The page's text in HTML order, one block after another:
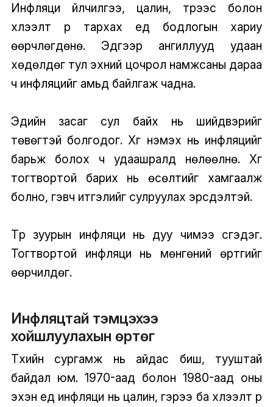
Инфляци үйлчилгээ, цалин, түрээс болон
хүлээлт рүү тархах үед бодлогын хариу
өөрчлөгдөнө. Эдгээр ангиллууд удаан
хөдөлдөг тул эхний цочрол намжсаны дараа
ч инфляцийг амьд байлгаж чадна.
Эдийн засаг сул байх нь шийдвэрийг
төвөгтэй болгодог. Хүүг нэмэх нь инфляцийг
барьж болох ч удаашралд нөлөөлнө. Хүүг
тогтвортой барих нь өсөлтийг хамгаалж
болно, гэвч итгэлийг сулруулах эрсдэлтэй.
Түр зуурын инфляци нь дуу чимээ үүсгэдэг.
Тогтвортой инфляци нь мөнгөний өртгийг
өөрчилдөг.
Инфляцтай тэмцэхээ
хойшлуулахын өртөг
Түүхийн сургамж нь айдас биш, тууштай
байдал юм. 1970-аад болон 1980-аад оны
эхэн үед инфляци нь цалин, гэрээ ба хүлээлт рүү